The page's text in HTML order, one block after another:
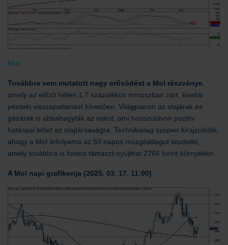
Mol
Továbbra sem mutatott nagy erősödést a Mol részvénye,
amely az előző héten 1,7 százalékos mínuszban zárt, kisebb
pénteki visszapattanást követően. Világpiacon az olajárak és
gázárak is abbahagyták az esést, ami hosszútávon pozitív
hatással lehet az olajtársaságra. Technikailag szépen kirajzolódik,
ahogy a Mol árfolyama az 50 napos mozgóátlagot tesztelte,
amely továbbra is fontos támaszt nyújthat 2766 forint környékén.
A Mol napi grafikonja (2025. 03. 17. 11:00)